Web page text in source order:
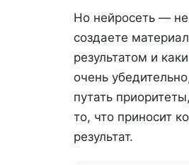
Но нейросеть —
создаете
результатом и
очень
путать
то, что приносит
результат.